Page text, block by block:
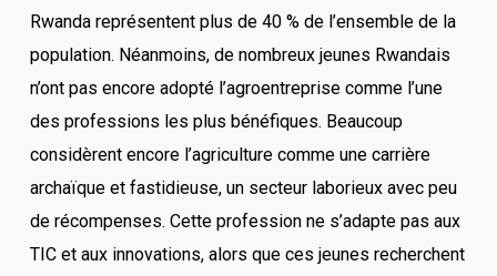
Rwanda représentent plus de 40 % de l’ensemble de la
population. Néanmoins, de nombreux jeunes Rwandais
n’ont pas encore adopté l’agroentreprise comme l’une
des professions les plus bénéfiques. Beaucoup
considèrent encore l’agriculture comme une carrière
archaïque et fastidieuse, un secteur laborieux avec peu
de récompenses. Cette profession ne s’adapte pas aux
TIC et aux innovations, alors que ces jeunes recherchent